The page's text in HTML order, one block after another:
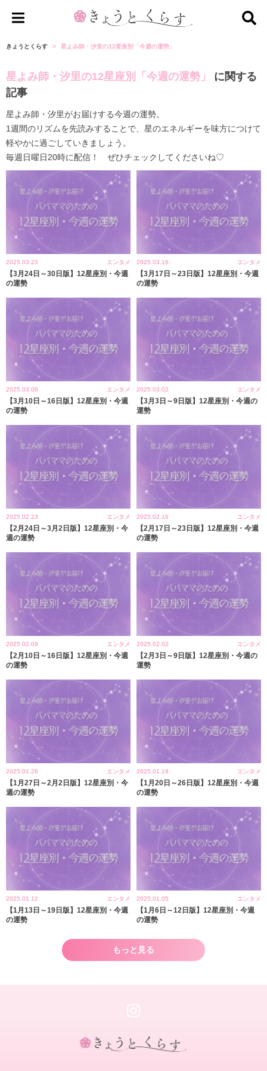
ょ
と
す
きょうとくらす 星よみ師・汐里の12星座別「今週の運勢」
星よみ師・汐里の12星座別「今週の運勢」
に関する
記事
星よみ師・汐里がお届けする今週の運勢。
1週間のリズムを先読みすることで、星のエネルギーを味方につけて
軽やかに過ごしていきましょう。
毎週日曜日20時に配信！ ぜひチェックしてくださいね♡
2025.03.23 エンタメ
【3月24日～30日版】12星座別・今週
の運勢
2025.03.16 エンタメ
【3月17日～23日版】12星座別・今週
の運勢
2025.03.09 エンタメ
【3月10日～16日版】12星座別・今週
の運勢
2025.03.02 エンタメ
【3月3日～9日版】12星座別・今週の
運勢
2025.02.23 エンタメ
【2月24日～3月2日版】12星座別・今
週の運勢
2025.02.16 エンタメ
【2月17日～23日版】12星座別・今週
の運勢
2025.02.09 エンタメ
【2月10日～16日版】12星座別・今週
の運勢
2025.02.02 エンタメ
【2月3日～9日版】12星座別・今週の
運勢
2025.01.26 エンタメ
【1月27日～2月2日版】12星座別・今
週の運勢
2025.01.19 エンタメ
【1月20日～26日版】12星座別・今週
の運勢
2025.01.12 エンタメ
【1月13日～19日版】12星座別・今週
の運勢
2025.01.05 エンタメ
【1月6日～12日版】12星座別・今週
の運勢
もっと見る